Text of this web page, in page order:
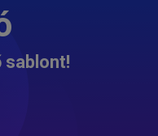
sablont!